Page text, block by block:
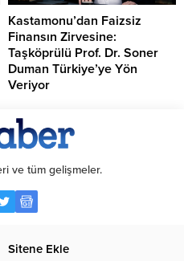
Kastamonu’dan Faizsiz
Finansın Zirvesine:
Taşköprülü Prof. Dr. Soner
Duman Türkiye’ye Yön
Veriyor
ve tüm gelişmeler.
Sitene Ekle